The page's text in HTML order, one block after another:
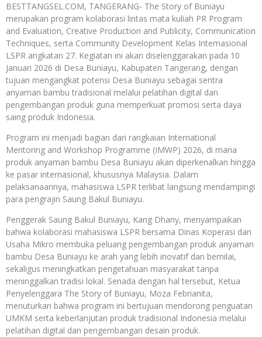
BESTTANGSEL.COM, TANGERANG- The Story of Buniayu
merupakan program kolaborasi lintas mata kuliah PR Program
and Evaluation, Creative Production and Publicity, Communication
Techniques, serta Community Development Kelas Internasional
LSPR angkatan 27. Kegiatan ini akan diselenggarakan pada 10
Januari 2026 di Desa Buniayu, Kabupaten Tangerang, dengan
tujuan mengangkat potensi Desa Buniayu sebagai sentra
anyaman bambu tradisional melalui pelatihan digital dan
pengembangan produk guna memperkuat promosi serta daya
saing produk Indonesia.
Program ini menjadi bagian dari rangkaian International
Mentoring and Workshop Programme (IMWP) 2026, di mana
produk anyaman bambu Desa Buniayu akan diperkenalkan hingga
ke pasar internasional, khususnya Malaysia. Dalam
pelaksanaannya, mahasiswa LSPR terlibat langsung mendampingi
para pengrajin Saung Bakul Buniayu.
Penggerak Saung Bakul Buniayu, Kang Dhany, menyampaikan
bahwa kolaborasi mahasiswa LSPR bersama Dinas Koperasi dan
Usaha Mikro membuka peluang pengembangan produk anyaman
bambu Desa Buniayu ke arah yang lebih inovatif dan bernilai,
sekaligus meningkatkan pengetahuan masyarakat tanpa
meninggalkan tradisi lokal. Senada dengan hal tersebut, Ketua
Penyelenggara The Story of Buniayu, Moza Febrianita,
menuturkan bahwa program ini bertujuan mendorong penguatan
UMKM serta keberlanjutan produk tradisional Indonesia melalui
pelatihan digital dan pengembangan desain produk.